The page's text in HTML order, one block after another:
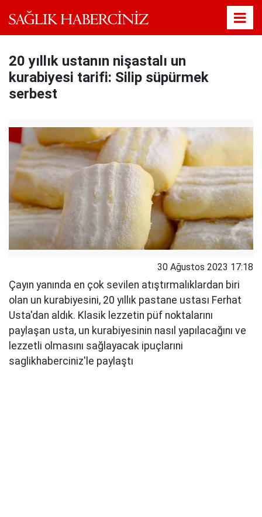
20 yıllık ustanın nişastalı un
kurabiyesi tarifi: Silip süpürmek
serbest
30 Ağustos 2023 17:18
Çayın yanında en çok sevilen atıştırmalıklardan biri
olan un kurabiyesini, 20 yıllık pastane ustası Ferhat
Usta'dan aldık. Klasik lezzetin püf noktalarını
paylaşan usta, un kurabiyesinin nasıl yapılacağını ve
lezzetli olmasını sağlayacak ipuçlarıni
saglikhaberciniz'le paylaştı